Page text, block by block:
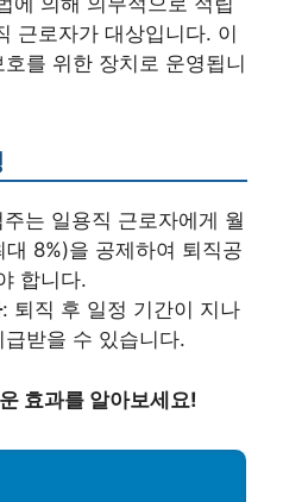
근로자가 대상입니다. 이
를 위한 장치로 운영됩니
주는 일용직 근로자에게 월
8%)을 공제하여 퇴직공
합니다.
: 퇴직 후 일정 기간이 지나
받을 수 있습니다.
효과를 알아보세요!